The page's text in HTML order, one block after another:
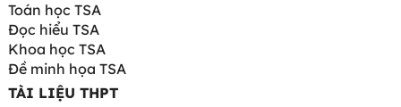
Toán học TSA
Đọc hiểu TSA
Khoa học TSA
Đề minh họa TSA
TÀI LIỆU THPT